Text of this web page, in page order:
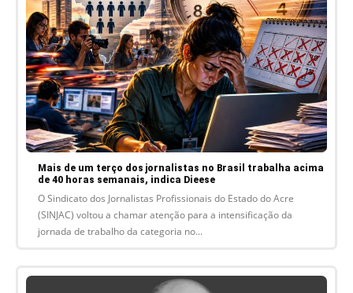
Mais de um terço dos jornalistas no Brasil trabalha acima
de 40 horas semanais, indica Dieese
O Sindicato dos Jornalistas Profissionais do Estado do Acre
(SINJAC) voltou a chamar atenção para a intensificação da
jornada de trabalho da categoria no...